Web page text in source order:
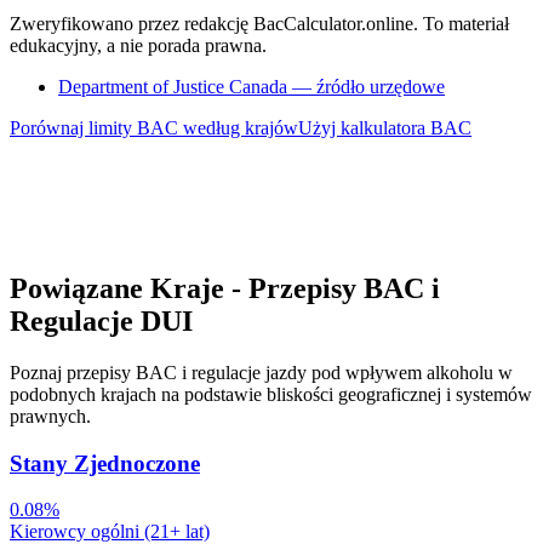
Zweryfikowano przez redakcję BacCalculator.online. To materiał
edukacyjny, a nie porada prawna.
Department of Justice Canada — źródło urzędowe
Porównaj limity BAC według krajówUżyj kalkulatora BAC
Powiązane Kraje - Przepisy BAC i
Regulacje DUI
Poznaj przepisy BAC i regulacje jazdy pod wpływem alkoholu w
podobnych krajach na podstawie bliskości geograficznej i systemów
prawnych.
Stany Zjednoczone
0.08%
Kierowcy ogólni (21+ lat)